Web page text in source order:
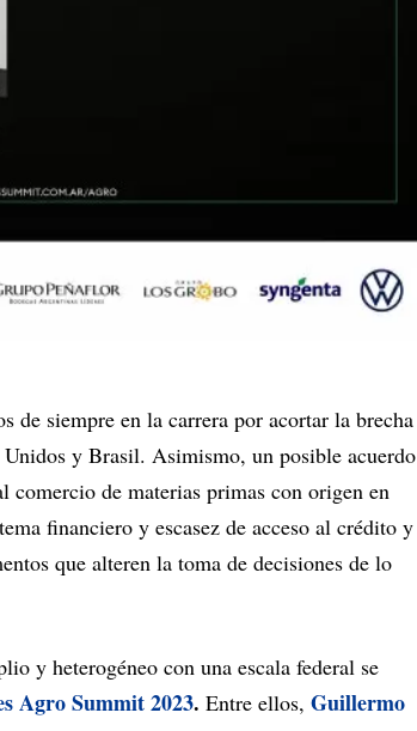
de siempre en la carrera por acortar la brecha
y Brasil. Asimismo, un posible acuerdo
de materias primas con origen en
financiero y escasez de acceso al crédito y
que alteren la toma de decisiones de lo
y heterogéneo con una escala federal se
Agro Summit 2023. Entre ellos, Guillermo